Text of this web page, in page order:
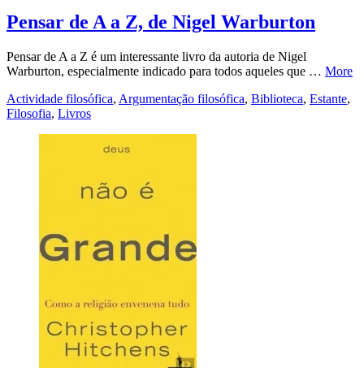
Pensar de A a Z, de Nigel Warburton
Pensar de A a Z é um interessante livro da autoria de Nigel
Warburton, especialmente indicado para todos aqueles que … More
Actividade filosófica, Argumentação filosófica, Biblioteca, Estante,
Filosofia, Livros